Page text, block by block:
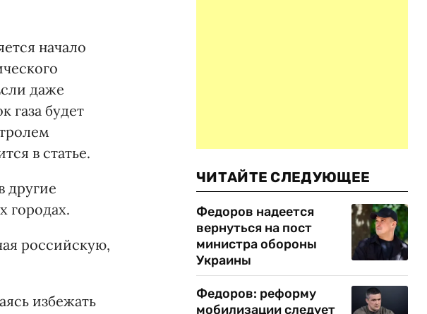
начало
даже
газа будет
в статье.
другие
городах.
российскую,
избежать
ЧИТАЙТЕ СЛЕДУЮЩЕЕ
Федоров надеется
вернуться на пост
министра обороны
Украины
Федоров: реформу
мобилизации следует